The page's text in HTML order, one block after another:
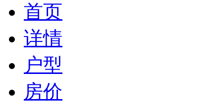
首页
详情
户型
房价